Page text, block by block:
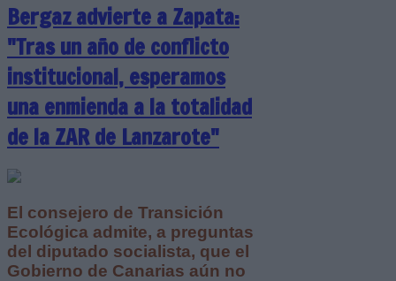
Bergaz advierte a Zapata:
"Tras un año de conflicto
institucional, esperamos
una enmienda a la totalidad
de la ZAR de Lanzarote"
El consejero de Transición
Ecológica admite, a preguntas
del diputado socialista, que el
Gobierno de Canarias aún no